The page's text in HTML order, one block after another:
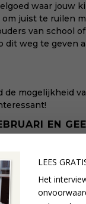
waar jouw
juist te ruilen
van school
weg te geven
de mogelijkheid
EN
LEES
Het